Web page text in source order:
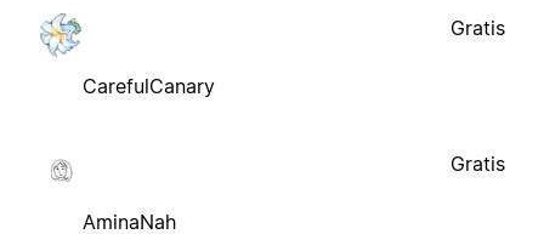
CarefulCanary
Gratis
AminaNah
Gratis